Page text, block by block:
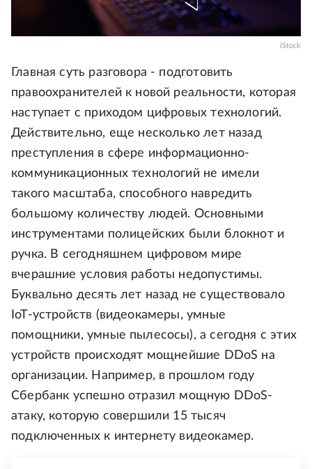
iStock
Главная суть разговора - подготовить
правоохранителей к новой реальности, которая
наступает с приходом цифровых технологий.
Действительно, еще несколько лет назад
преступления в сфере информационно-
коммуникационных технологий не имели
такого масштаба, способного навредить
большому количеству людей. Основными
инструментами полицейских были блокнот и
ручка. В сегодняшнем цифровом мире
вчерашние условия работы недопустимы.
Буквально десять лет назад не существовало
IoT-устройств (видеокамеры, умные
помощники, умные пылесосы), а сегодня с этих
устройств происходят мощнейшие DDoS на
организации. Например, в прошлом году
Сбербанк успешно отразил мощную DDoS-
атаку, которую совершили 15 тысяч
подключенных к интернету видеокамер.